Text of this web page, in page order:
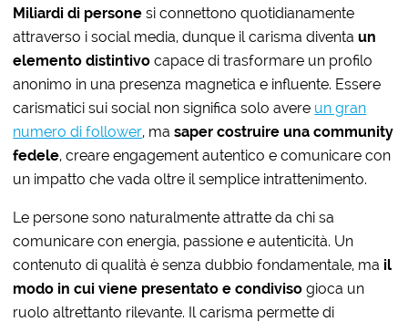
Miliardi di persone si connettono quotidianamente
attraverso i social media, dunque il carisma diventaun
elemento distintivo capace di trasformare un profilo
anonimo in una presenza magnetica e influente. Essere
carismatici sui social non significa solo avere un gran
numero di follower, masaper costruire una community
fedele, creare engagement autentico e comunicare con
un impatto che vada oltre il semplice intrattenimento.
Le persone sono naturalmente attratte da chi sa
comunicare con energia, passione e autenticità. Un
contenuto di qualità è senza dubbio fondamentale, ma il
modo in cui viene presentato e condivisogioca un
ruolo altrettanto rilevante. Il carisma permette di